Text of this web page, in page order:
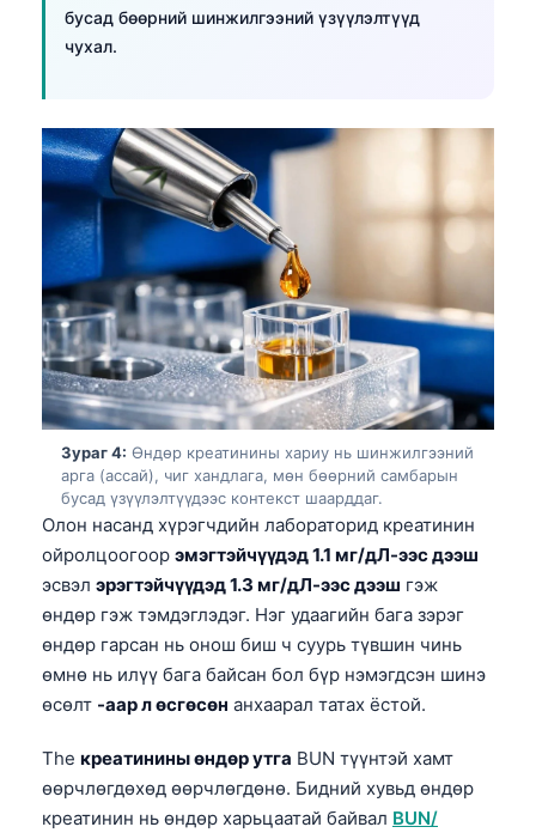
бусад бөөрний шинжилгээний үзүүлэлтүүд
чухал.
Зураг 4: Өндөр креатинины хариу нь шинжилгээний
арга (ассай), чиг хандлага, мөн бөөрний самбарын
бусад үзүүлэлтүүдээс контекст шаарддаг.
Олон насанд хүрэгчдийн лабораторид креатинин
ойролцоогоор эмэгтэйчүүдэд 1.1 мг/дЛ-ээс дээш
эсвэл эрэгтэйчүүдэд 1.3 мг/дЛ-ээс дээш гэж
өндөр гэж тэмдэглэдэг. Нэг удаагийн бага зэрэг
өндөр гарсан нь онош биш ч суурь түвшин чинь
өмнө нь илүү бага байсан бол бүр нэмэгдсэн шинэ
өсөлт -аар л өсгөсөн анхаарал татах ёстой.
The креатинины өндөр утга BUN түүнтэй хамт
өөрчлөгдөхөд өөрчлөгдөнө. Бидний хувьд өндөр
креатинин нь өндөр харьцаатай байвал BUN/